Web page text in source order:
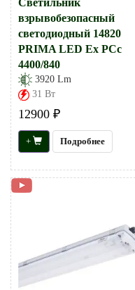
взрывобезопасный
светодиодный 14820
PRIMA LED Ex PCc
4400/840
3920 Lm
31 Вт
12900 ₽
+ Подробнее